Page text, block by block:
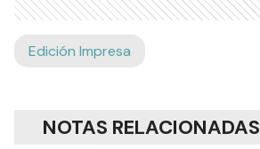
Edición Impresa
NOTAS RELACIONADAS